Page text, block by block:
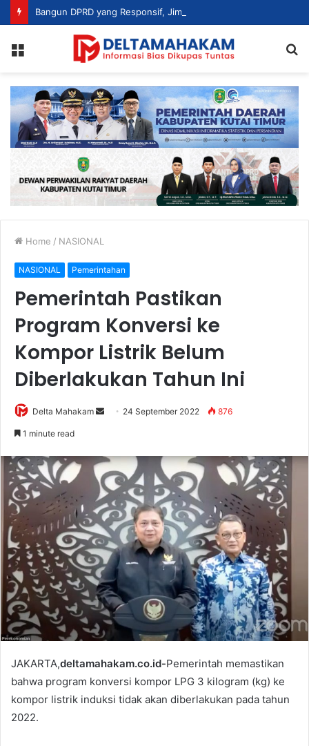
Home / NASIONAL
NASIONAL Pemerintahan
Pemerintah Pastikan
Program Konversi ke
Kompor Listrik Belum
Diberlakukan Tahun Ini
Delta Mahakam
d
a
n
e
m
a
24 September 2022 876
1 minute read
JAKARTA,deltamahakam.co.id-Pemerintah memastikan
bahwa program konversi kompor LPG 3 kilogram (kg) ke
kompor listrik induksi tidak akan diberlakukan pada tahun
2022.